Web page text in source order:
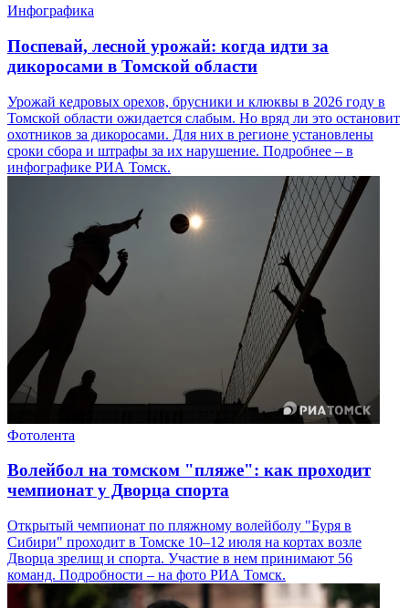
Инфографика
Поспевай, лесной урожай: когда идти за
дикоросами в Томской области
Урожай кедровых орехов, брусники и клюквы в 2026 году в
Томской области ожидается слабым. Но вряд ли это остановит
охотников за дикоросами. Для них в регионе установлены
сроки сбора и штрафы за их нарушение. Подробнее – в
инфографике РИА Томск.
Фотолента
Волейбол на томском "пляже": как проходит
чемпионат у Дворца спорта
Открытый чемпионат по пляжному волейболу "Буря в
Сибири" проходит в Томске 10–12 июля на кортах возле
Дворца зрелищ и спорта. Участие в нем принимают 56
команд. Подробности – на фото РИА Томск.